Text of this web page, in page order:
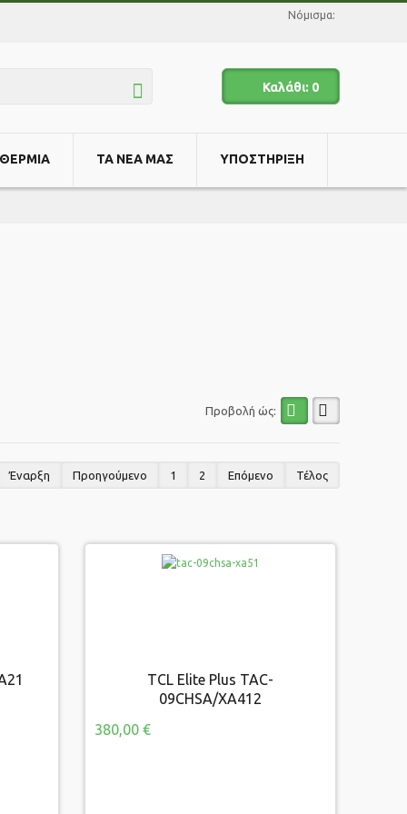
Νόμισμα:
Καλάθι: 0
ΤΑ ΝΕΑ ΜΑΣ ΥΠΟΣΤΗΡΙΞΗ
Προβολή ώς:
Έναρξη Προηγούμενο 1 2 Επόμενο Τέλος
TCL Elite Plus TAC-
09CHSA/XA412
380,00 €
TCL Elite Plus TAC-09CHSA/XA412